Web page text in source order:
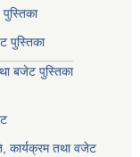
पुस्तिका
बजेट पुस्तिका
कार्यक्रम तथा वजेट